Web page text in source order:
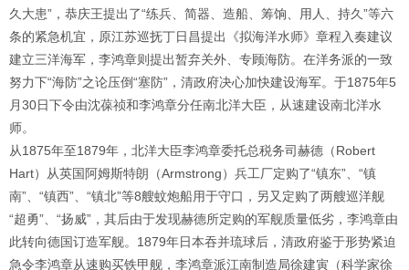
久大患”，恭庆王提出了“练兵、简器、造船、筹饷、用人、持久”等六
条的紧急机宜，原江苏巡抚丁日昌提出《拟海洋水师》章程入奏建议
建立三洋海军，李鸿章则提出暂弃关外、专顾海防。在洋务派的一致
努力下“海防”之论压倒“塞防”，清政府决心加快建设海军。于1875年5
月30日下令由沈葆祯和李鸿章分任南北洋大臣，从速建设南北洋水
师。
从1875年至1879年，北洋大臣李鸿章委托总税务司赫德（Robert
Hart）从英国阿姆斯特朗（Armstrong）兵工厂定购了“镇东”、“镇
南”、“镇西”、“镇北”等8艘蚊炮船用于守口，另又定购了两艘巡洋舰
“超勇”、“扬威”，其后由于发现赫德所定购的军舰质量低劣，李鸿章由
此转向德国订造军舰。1879年日本吞并琉球后，清政府鉴于形势紧迫
急令李鸿章从速购买铁甲舰，李鸿章派江南制造局徐建寅（科学家徐